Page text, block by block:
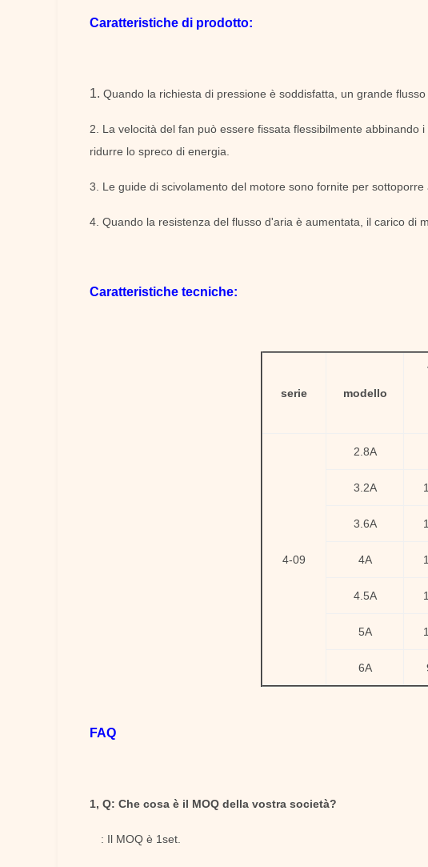
Caratteristiche di prodotto:
1. Quando la richiesta di pressione è soddisfatta, un grande
2. La velocità del fan può essere fissata flessibilmente
ridurre lo spreco di energia.
3. Le guide di scivolamento del motore sono fornite per
4. Quando la resistenza del flusso d'aria è aumentata, il carico di
Caratteristiche tecniche:
serie modello
4-09
2.8A
3.2A
3.6A
4A
4.5A
5A
6A
FAQ
1, Q: Che cosa è il MOQ della vostra società?
: Il MOQ è 1set.